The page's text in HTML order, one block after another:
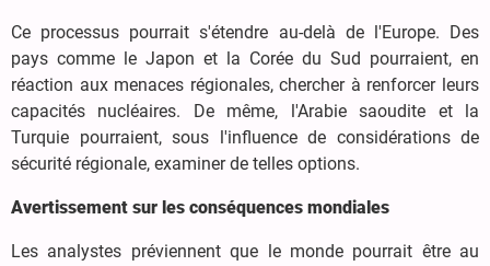
Ce processus pourrait s'étendre au-delà de l'Europe. Des
pays comme le Japon et la Corée du Sud pourraient, en
réaction aux menaces régionales, chercher à renforcer leurs
capacités nucléaires. De même, l'Arabie saoudite et la
Turquie pourraient, sous l'influence de considérations de
sécurité régionale, examiner de telles options.
Avertissement sur les conséquences mondiales
Les analystes préviennent que le monde pourrait être au